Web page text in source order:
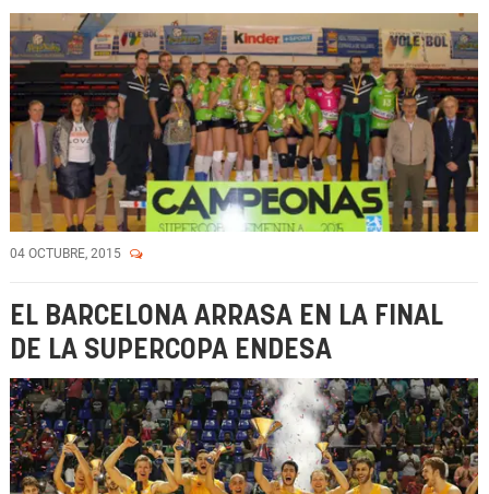
04 OCTUBRE, 2015
EL BARCELONA ARRASA EN LA FINAL
DE LA SUPERCOPA ENDESA